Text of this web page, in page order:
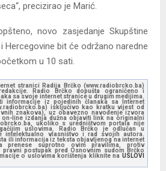
precizirao je Marić.
novo zasjedanje Skupštine
Hercegovine bit će održano naredne
u 10 sati.
stranici Radija Brčko (www.radiobrcko.ba)
Radio Brčko dopušta ograničeno i
sa svoje internet stranice u drugim medijima.
informacije iz pojedinih članaka sa Internet
isključivo kao kratku vijest od
znakova), uz obavezno navođenje izvora
line izdanja dužna objaviti link na originalni
ukoliko s uredništvom portala nije
uslovima. Radio Brčko je odlučan u
intelektualno vlasništvo i rad svojih autora.
ili informacija iz teksta objavljenog na internet
prenese suprotno ovim pravilima, protiv
postupak pred Osnovnim sudom Brčko
o uslovima korištenja kliknite na USLOVI